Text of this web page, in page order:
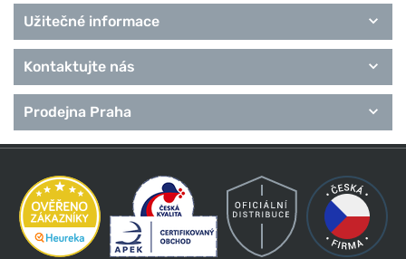
Užitečné informace
Kontaktujte nás
Prodejna Praha